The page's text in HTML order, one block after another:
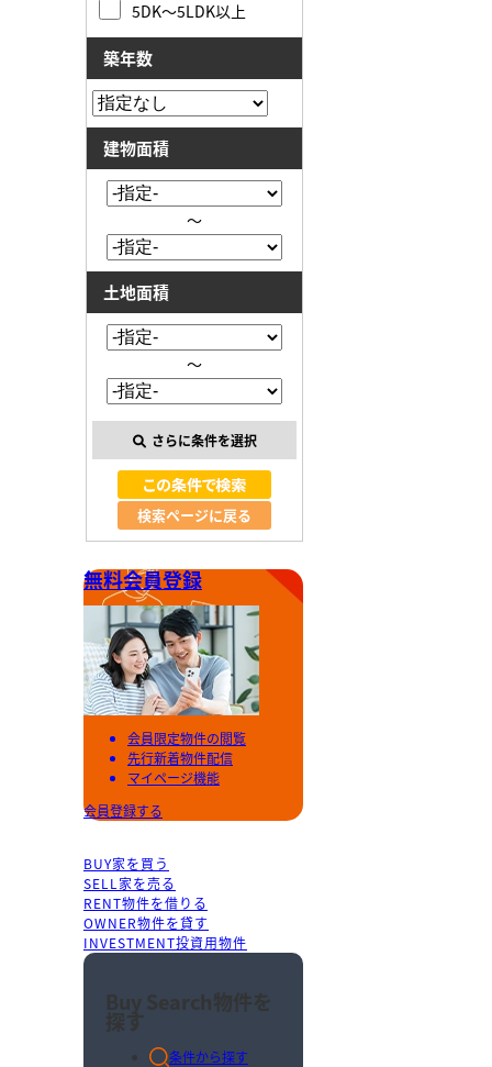
5DK～5LDK以上
築年数
建物面積
～
土地面積
～
さらに条件を選択
検索ページに戻る
無料会員登録
会員限定物件の閲覧
先行新着物件配信
マイページ機能
会員登録する
BUY家を買う
SELL 家を売る
RENT物件を借りる
OWNER物件を貸す
INVESTMENT投資用物件
Buy Search物件を
探す
条件から探す